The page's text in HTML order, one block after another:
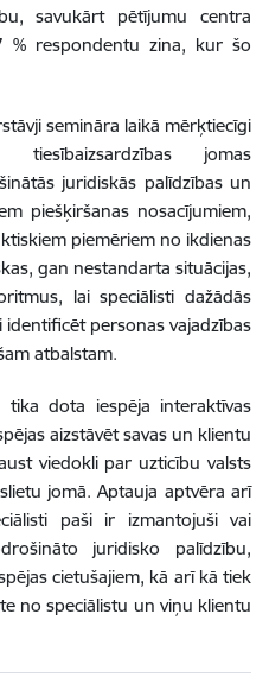
savukārt pētījumu centra
% respondentu zina, kur šo
semināra laikā mērķtiecīgi
jomas
juridiskās palīdzības un
piešķiršanas nosacījumiem,
piemēriem no ikdienas
gan nestandarta situācijas,
lai speciālisti dažādās
identificēt personas vajadzības
atbalstam.
tika dota iespēja interaktīvas
aizstāvēt savas un klientu
viedokli par uzticību valsts
jomā. Aptauja aptvēra arī
paši ir izmantojuši vai
juridisko palīdzību,
cietušajiem, kā arī kā tiek
no speciālistu un viņu klientu